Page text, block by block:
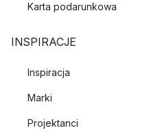
Karta podarunkowa
INSPIRACJE
Inspiracja
Marki
Projektanci